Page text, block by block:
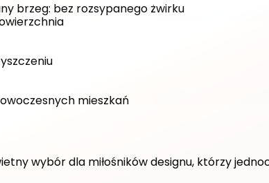
brzeg: bez rozsypanego żwirku
mieszkań
wybór dla miłośników designu, którzy